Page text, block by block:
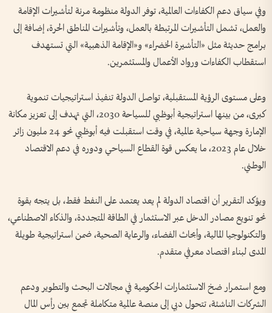
وفي سياق دعم الكفاءات العالمية، توفر الدولة منظومة مرنة لتأشيرات الإقامة
والعمل، تشمل التأشيرات المرتبطة بالعمل، وتأشيرات المناطق الحرة، إضافة إلى
برامج حديثة مثل «التأشيرة الخضراء» و«الإقامة الذهبية» التي تستهدف
استقطاب الكفاءات ورواد الأعمال والمستثمرين.
وعلى مستوى الرؤية المستقبلية، تواصل الدولة تنفيذ استراتيجيات تنموية
كبرى، من بينها استراتيجية أبوظبي للسياحة 2030، التي تهدف إلى تعزيز مكانة
الإمارة وجهة سياحية عالمية، في وقت استقبلت فيه أبوظبي نحو 24 مليون زائر
خلال عام 2023، ما يعكس قوة القطاع السياحي ودوره في دعم الاقتصاد
الوطني.
ويؤكد التقرير أن اقتصاد الدولة لم يعد يعتمد على النفط فقط، بل يتجه بقوة
نحو تنويع مصادر الدخل عبر الاستثمار في الطاقة المتجددة، والذكاء الاصطناعي،
والتكنولوجيا المالية، وأبحاث الفضاء، والرعاية الصحية، ضمن استراتيجية طويلة
المدى لبناء اقتصاد معرفي متقدم.
ومع استمرار ضخ الاستثمارات الحكومية في مجالات البحث والتطوير ودعم
الشركات الناشئة، تتحول دبي إلى منصة عالمية متكاملة تجمع بين رأس المال